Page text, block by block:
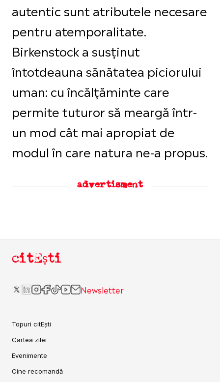
autentic sunt atributele necesare
pentru atemporalitate.
Birkenstock a susținut
întotdeauna sănătatea piciorului
uman: cu încălțăminte care
permite tuturor să meargă într-
un mod cât mai apropiat de
modul în care natura ne-a propus.
advertisment
citEști
Newsletter
Topuri citEști
Cartea zilei
Evenimente
Cine recomandă